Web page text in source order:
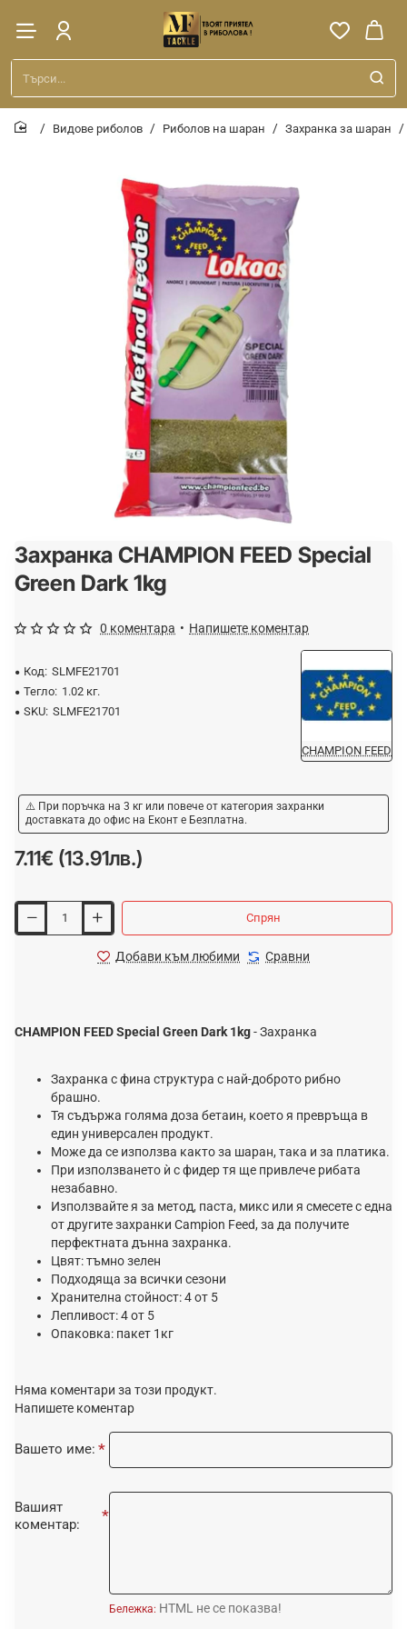
Търси...
Видове риболов Риболов на шаран Захранка за шаран
Спрян от производство
Захранка CHAMPION FEED Special
Green Dark 1kg
Код: SLMFE21701
Тегло: 1.02 кг.
SKU: SLMFE21701
CHAMPION FEED
0 коментара • Напишете коментар
⚠️ При поръчка на 3 кг или повече от категория захранки
доставката до офис на Еконт е Безплатна.
7.11€ (13.91лв.)
Спрян
Добави към любими Сравни
CHAMPION FEED Special Green Dark 1kg- Захранка
Захранка с фина структура с най-доброто рибно
брашно.
Тя съдържа голяма доза бетаин, което я превръща в
един универсален продукт.
Може да се използва както за шаран, така и за платика.
При използването ѝ с фидер тя ще привлече рибата
незабавно.
Използвайте я за метод, паста, микс или я смесете с една
от другите захранки Campion Feed, за да получите
перфектната дънна захранка.
Цвят: тъмно зелен
Подходяща за всички сезони
Хранителна стойност: 4 от 5
Лепливост: 4 от 5
Опаковка: пакет 1кг
Няма коментари за този продукт.
Напишете коментар
Вашето име:
Вашият
коментар:
Бележка: HTML не се показва!